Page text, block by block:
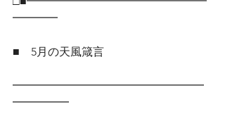
━━━━
■　5月の天風箴言
━━━━━━━━━━━━━━━━━
━━━━━